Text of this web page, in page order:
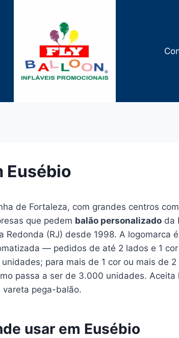
Eusébio
de Fortaleza, com grandes centros
que pedem balão personalizadoda
Redonda (RJ) desde 1998. A logomarca
— pedidos de até 2 lados e 1
para mais de 1 cor ou mais de
passa a ser de 3.000 unidades.
vareta pega-balão.
usar em Eusébio